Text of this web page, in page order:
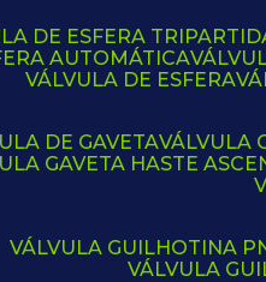
DE ESFERA
AUTOMÁTICA
VÁLVULA DE ESFERA
DE GAVETA VÁLVULA
GAVETA HASTE
VÁLVULA GUILHOTINA
VÁLVULA